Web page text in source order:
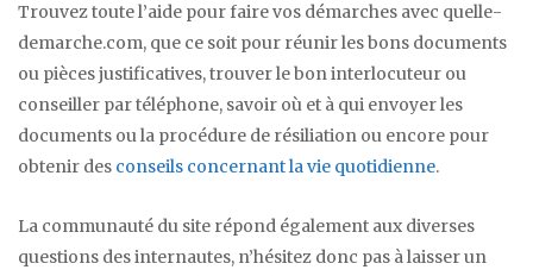
Trouvez toute l’aide pour faire vos démarches avec quelle-
demarche.com, que ce soit pour réunir les bons documents
ou pièces justificatives, trouver le bon interlocuteur ou
conseiller par téléphone, savoir où et à qui envoyer les
documents ou la procédure de résiliation ou encore pour
obtenir des conseils concernant la vie quotidienne.
La communauté du site répond également aux diverses
questions des internautes, n’hésitez donc pas à laisser un